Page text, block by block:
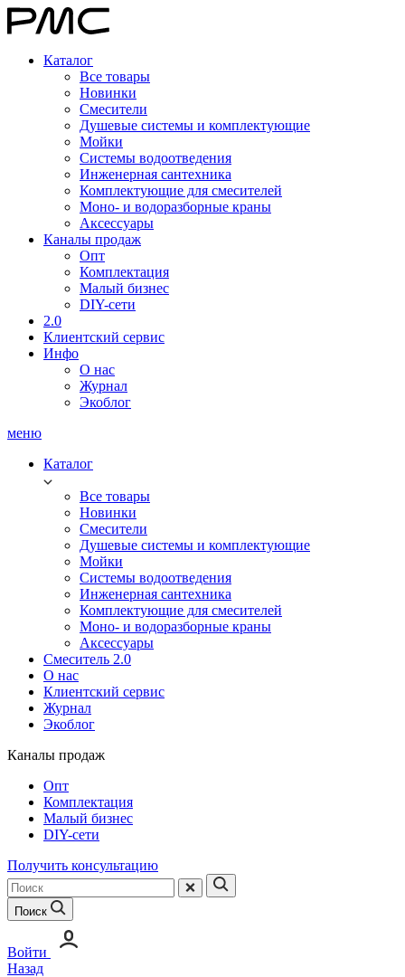
Каталог
Все товары
Новинки
Смесители
Душевые системы и комплектующие
Мойки
Системы водоотведения
Инженерная сантехника
Комплектующие для смесителей
Моно- и водоразборные краны
Аксессуары
Каналы продаж
Опт
Комплектация
Малый бизнес
DIY-сети
2.0
Клиентский сервис
Инфо
О нас
Журнал
Экоблог
меню
Каталог
Все товары
Новинки
Смесители
Душевые системы и комплектующие
Мойки
Системы водоотведения
Инженерная сантехника
Комплектующие для смесителей
Моно- и водоразборные краны
Аксессуары
Смеситель 2.0
О нас
Клиентский сервис
Журнал
Экоблог
Каналы продаж
Опт
Комплектация
Малый бизнес
DIY-сети
Получить консультацию
Поиск
Войти
Назад